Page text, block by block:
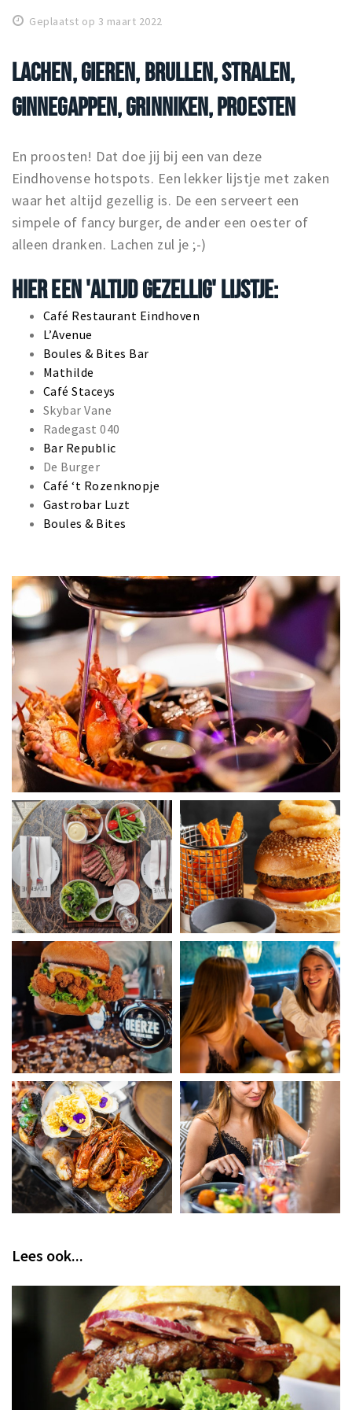
Winkels
Aanbiedingen
Ook reclame maken?
Inloggen
Geplaatst op 3 maart 2022
LACHEN, GIEREN, BRULLEN, STRALEN,
GINNEGAPPEN, GRINNIKEN, PROESTEN
En proosten! Dat doe jij bij een van deze
Eindhovense hotspots. Een lekker lijstje met zaken
waar het altijd gezellig is. De een serveert een
simpele of fancy burger, de ander een oester of
alleen dranken. Lachen zul je ;-)
HIER EEN 'ALTIJD GEZELLIG' LIJSTJE:
Café Restaurant Eindhoven
L’Avenue
Boules & Bites Bar
Mathilde
Café Staceys
Skybar Vane
Radegast 040
Bar Republic
De Burger
Café ‘t Rozenknopje
Gastrobar Luzt
Boules & Bites
Lees ook...